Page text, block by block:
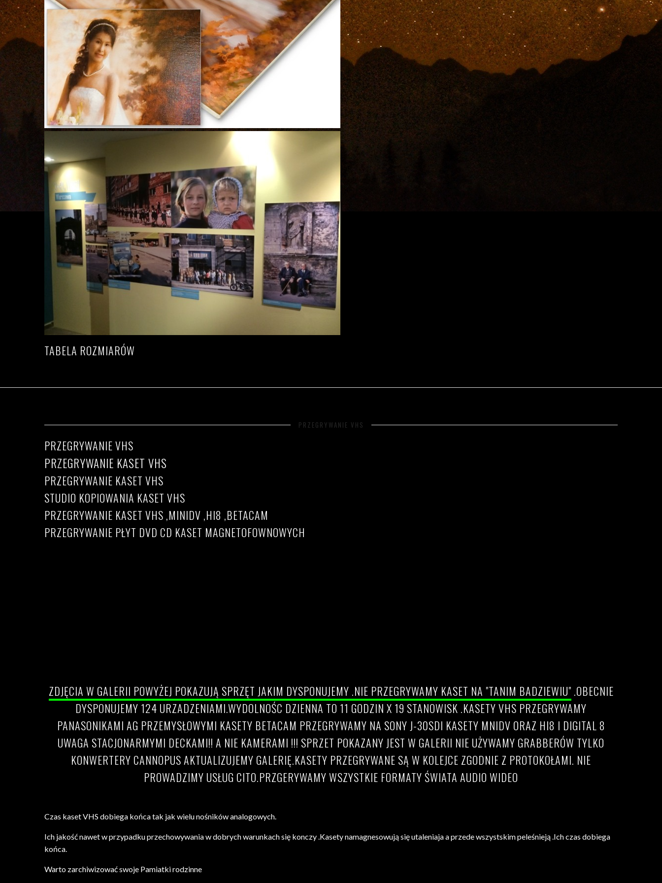
TABELA ROZMIARÓW
PRZEGRYWANIE VHS
PRZEGRYWANIE VHS
PRZEGRYWANIE KASET VHS
PRZEGRYWANIE KASET VHS
STUDIO KOPIOWANIA KASET VHS
PRZEGRYWANIE KASET VHS ,MINIDV ,HI8 ,BETACAM
PRZEGRYWANIE PŁYT DVD CD KASET MAGNETOFOWNOWYCH
ZDJĘCIA W GALERII POWYŻEJ POKAZUJĄ SPRZĘT JAKIM DYSPONUJEMY .NIE PRZEGRYWAMY KASET NA "TANIM BADZIEWIU" .OBECNIE
DYSPONUJEMY 124 URZADZENIAMI.WYDOLNOŚC DZIENNA TO 11 GODZIN X 19 STANOWISK .KASETY VHS PRZEGRYWAMY
PANASONIKAMI AG PRZEMYSŁOWYMI KASETY BETACAM PRZEGRYWAMY NA SONY J-30SDI KASETY MNIDV ORAZ HI8 I DIGITAL 8
UWAGA STACJONARMYMI DECKAMI!! A NIE KAMERAMI !!! SPRZET POKAZANY JEST W GALERII NIE UŻYWAMY GRABBERÓW TYLKO
KONWERTERY CANNOPUS AKTUALIZUJEMY GALERIĘ.KASETY PRZEGRYWANE SĄ W KOLEJCE ZGODNIE Z PROTOKOŁAMI. NIE
PROWADZIMY USŁUG CITO.PRZGERYWAMY WSZYSTKIE FORMATY ŚWIATA AUDIO WIDEO
Czas kaset VHS dobiega końca tak jak wielu nośników analogowych.
Ich jakość nawet w przypadku przechowywania w dobrych warunkach się konczy .Kasety namagnesowują się utaleniaja a przede wszystskim peleśnieją .Ich czas dobiega
końca.
Warto zarchiwizować swoje Pamiatki rodzinne